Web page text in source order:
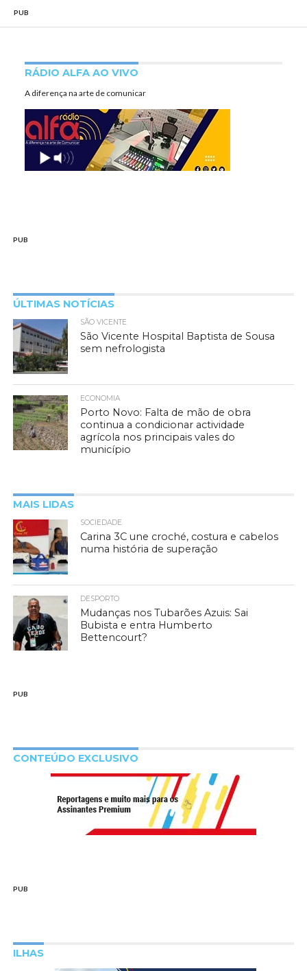
PUB
RÁDIO ALFA AO VIVO
A diferença na arte de comunicar
PUB
ÚLTIMAS NOTÍCIAS
SÃO VICENTE
São Vicente Hospital Baptista de Sousa
sem nefrologista
ECONOMIA
Porto Novo: Falta de mão de obra
continua a condicionar actividade
agrícola nos principais vales do
município
MAIS LIDAS
SOCIEDADE
Carina 3C une croché, costura e cabelos
numa história de superação
DESPORTO
Mudanças nos Tubarões Azuis: Sai
Bubista e entra Humberto
Bettencourt?
PUB
CONTEÚDO EXCLUSIVO
PUB
ILHAS